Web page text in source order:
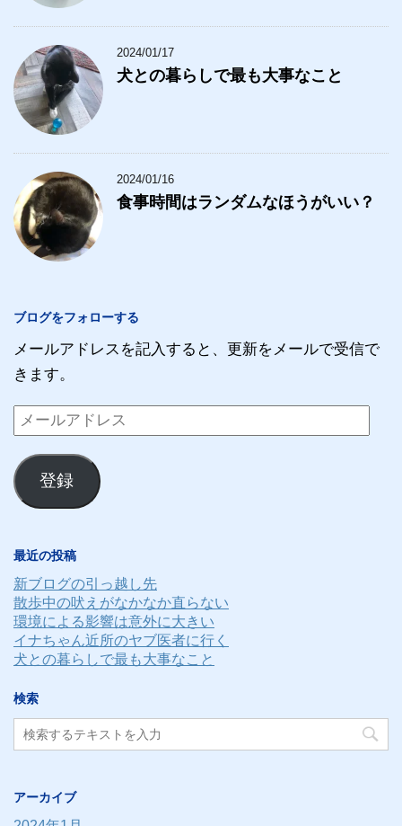
2024/01/17
犬との暮らしで最も大事なこと
2024/01/16
食事時間はランダムなほうがいい？
ブログをフォローする
メールアドレスを記入すると、更新をメールで受信で
きます。
メ
ー
ル
ア
ス
登録
最近の投稿
新ブログの引っ越し先
散歩中の吠えがなかなか直らない
環境による影響は意外に大きい
イナちゃん近所のヤブ医者に行く
犬との暮らしで最も大事なこと
検索
アーカイブ